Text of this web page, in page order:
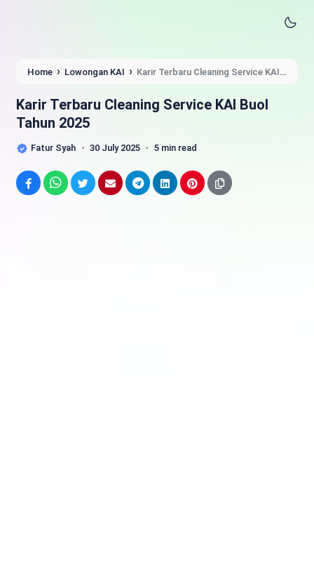
Home › Lowongan KAI › Karir Terbaru Cleaning Service KAI
Karir Terbaru Cleaning Service KAI Buol
Tahun 2025
Fatur Syah 30 July 2025 5 min read